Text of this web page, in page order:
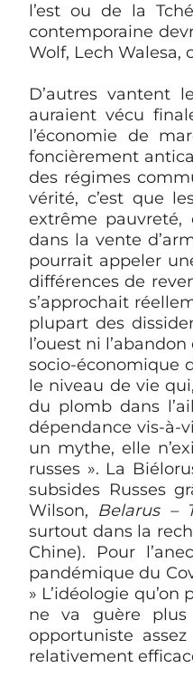
l’est ou de la
contemporaine
Wolf, Lech Walesa,
D’autres vantent
auraient vécu
l’économie de
foncièrement
des régimes
vérité, c’est que
extrême pauvreté,
dans la vente
pourrait appeler
différences de
s’approchait
plupart des
l’ouest ni
socio-économique
le niveau de vie
du plomb dans
dépendance vis-à-
un mythe, elle
russes ». La
subsides Russes
Wilson, Belarus –
surtout dans la
Chine). Pour
pandémique du
» L’idéologie
ne va guère
opportuniste
relativement